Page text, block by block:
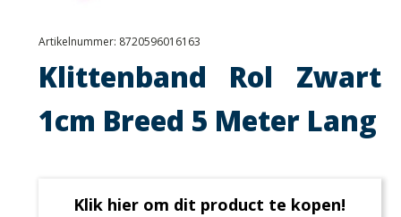
Artikelnummer: 8720596016163
Klittenband Rol Zwart
1cm Breed 5 Meter Lang
Klik hier om dit product te kopen!